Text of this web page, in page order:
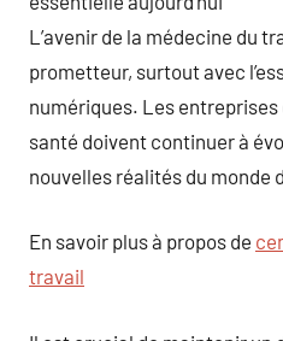
L’avenir de la médecine du
prometteur, surtout avec
numériques. Les
santé doivent continuer à
nouvelles réalités du monde
En savoir plus à propos de
travail